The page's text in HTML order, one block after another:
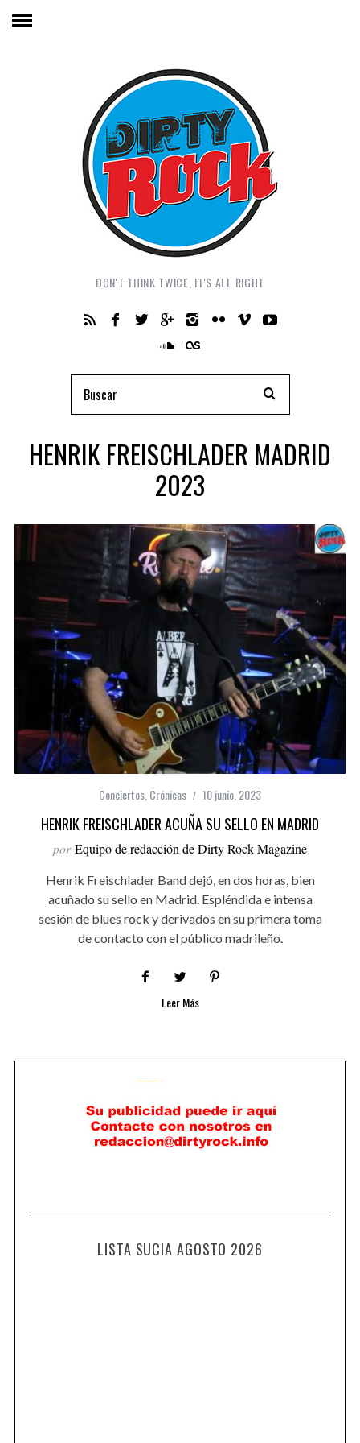
DON'T THINK TWICE, IT'S ALL RIGHT
HENRIK FREISCHLADER MADRID
2023
Conciertos Crónicas 10 junio, 2023
HENRIK FREISCHLADER ACUÑA SU SELLO EN MADRID
por Equipo de redacción de Dirty Rock Magazine
Henrik Freischlader Band dejó, en dos horas, bien
acuñado su sello en Madrid. Espléndida e intensa
sesión de blues rock y derivados en su primera toma
de contacto con el público madrileño.
Leer Más
LISTA SUCIA AGOSTO 2026